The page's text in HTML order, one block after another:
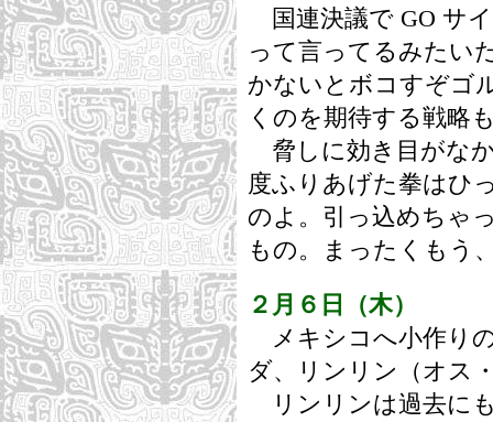
国連決議で GO サ
って言ってるみたい
かないとボコすぞゴ
くのを期待する戦略
脅しに効き目がな
度ふりあげた拳はひ
のよ。引っ込めちゃ
もの。まったくもう
２月６日（木）
メキシコへ小作り
ダ、リンリン（オス
リンリンは過去に